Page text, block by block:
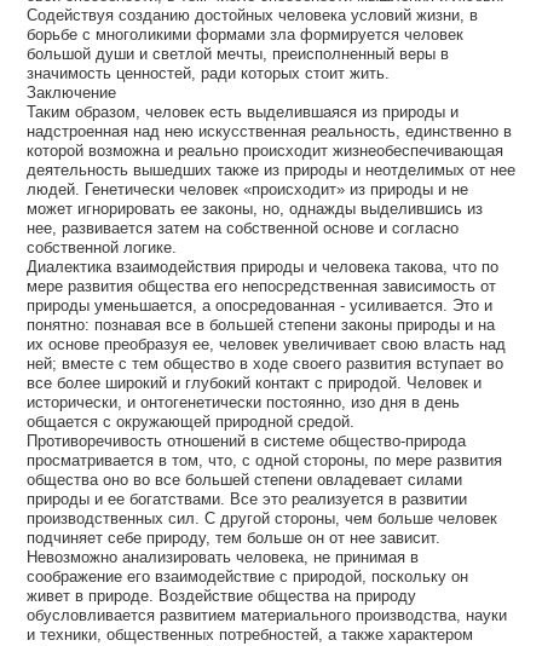
Содействуя созданию достойных человека условий жизни, в
борьбе с многоликими формами зла формируется человек
большой души и светлой мечты, преисполненный веры в
значимость ценностей, ради которых стоит жить.
Заключение
Таким образом, человек есть выделившаяся из природы и
надстроенная над нею искусственная реальность, единственно в
которой возможна и реально происходит жизнеобеспечивающая
деятельность вышедших также из природы и неотделимых от нее
людей. Генетически человек «происходит» из природы и не
может игнорировать ее законы, но, однажды выделившись из
нее, развивается затем на собственной основе и согласно
собственной логике.
Диалектика взаимодействия природы и человека такова, что по
мере развития общества его непосредственная зависимость от
природы уменьшается, а опосредованная - усиливается. Это и
понятно: познавая все в большей степени законы природы и на
их основе преобразуя ее, человек увеличивает свою власть над
ней; вместе с тем общество в ходе своего развития вступает во
все более широкий и глубокий контакт с природой. Человек и
исторически, и онтогенетически постоянно, изо дня в день
общается с окружающей природной средой.
Противоречивость отношений в системе общество-природа
просматривается в том, что, с одной стороны, по мере развития
общества оно во все большей степени овладевает силами
природы и ее богатствами. Все это реализуется в развитии
производственных сил. С другой стороны, чем больше человек
подчиняет себе природу, тем больше он от нее зависит.
Невозможно анализировать человека, не принимая в
соображение его взаимодействие с природой, поскольку он
живет в природе. Воздействие общества на природу
обусловливается развитием материального производства, науки
и техники, общественных потребностей, а также характером